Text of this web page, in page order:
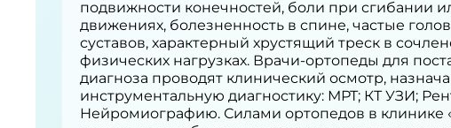
подвижности конечностей, боли при сгибании
движениях, болезненность в спине, частые
суставов, характерный хрустящий треск в
физических нагрузках. Врачи-ортопеды для
диагноза проводят клинический осмотр,
инструментальную диагностику: МРТ; КТ УЗИ;
Нейромиографию. Силами ортопедов в клинике